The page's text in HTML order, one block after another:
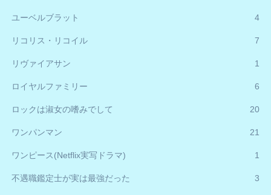
ユーベルブラット 4
リコリス・リコイル 7
リヴァイアサン 1
ロイヤルファミリー 6
ロックは淑女の嗜みでして 20
ワンパンマン 21
ワンピース(Netflix実写ドラマ) 1
不遇職鑑定士が実は最強だった 3